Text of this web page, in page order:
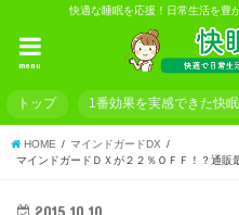
快適な睡眠を応援！日常生活を豊
menu
トップ 1番効果を実感できた快
HOME
マインドガードDX
マインドガードＤＸが２２％ＯＦＦ！？通販
2015.10.10